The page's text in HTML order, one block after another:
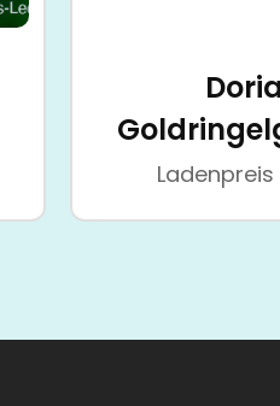
Ladenpreis